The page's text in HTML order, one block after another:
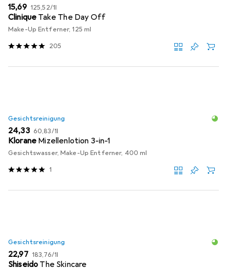
EUR
15,69 EUR
125,52/1l
Clinique Take The Day Off
Make-Up Entferner, 125 ml
205
Gesichtsreinigung
EUR
24,33 EUR
60,83/1l
Klorane Mizellenlotion 3-in-1
Gesichtswasser, Make-Up Entferner, 400 ml
1
Gesichtsreinigung
EUR
22,97 EUR
183,76/1l
Shiseido The Skincare